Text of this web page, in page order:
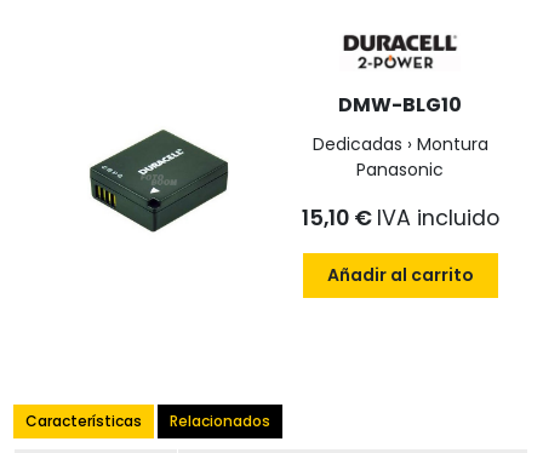
DMW-BLG10
Dedicadas › Montura
Panasonic
15,10 € IVA incluido
Añadir al carrito
Características Relacionados